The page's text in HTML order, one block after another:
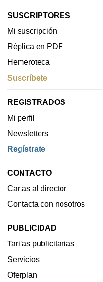
SUSCRIPTORES
Mi suscripción
Réplica en PDF
Hemeroteca
Suscríbete
REGISTRADOS
Mi perfil
Newsletters
Regístrate
CONTACTO
Cartas al director
Contacta con nosotros
PUBLICIDAD
Tarifas publicitarias
Servicios
Oferplan